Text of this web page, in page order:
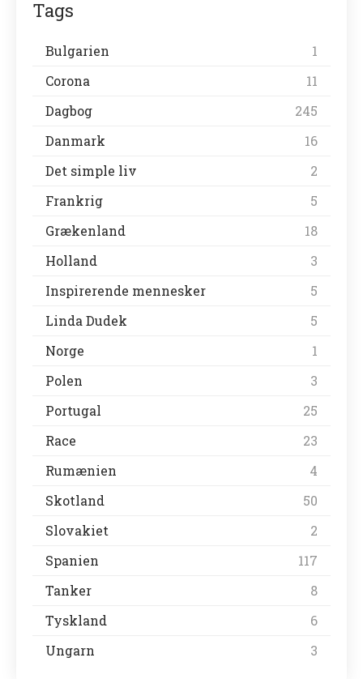
Tags
Bulgarien
1
Corona
11
Dagbog
245
Danmark
16
Det simple liv
2
Frankrig
5
Grækenland
18
Holland
3
Inspirerende mennesker
5
Linda Dudek
5
Norge
1
Polen
3
Portugal
25
Race
23
Rumænien
4
Skotland
50
Slovakiet
2
Spanien
117
Tanker
8
Tyskland
6
Ungarn
3